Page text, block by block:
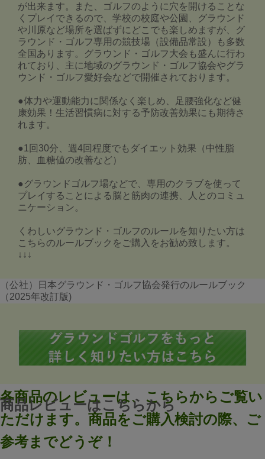
が出来ます。また、ゴルフのように穴を開けることな
くプレイできるので、学校の校庭や公園、グラウンド
や川原など場所を選ばずにどこでも楽しめますが、グ
ラウンド・ゴルフ専用の競技場（設備品常設）も多数
全国あります。グラウンド・ゴルフ大会も盛んに行わ
れており、主に地域のグラウンド・ゴルフ協会やグラ
ウンド・ゴルフ愛好会などで開催されております。
●体力や運動能力に関係なく楽しめ、足腰強化など健
康効果！生活習慣病に対する予防改善効果にも期待さ
れます。
●1回30分、週4回程度でもダイエット効果（中性脂
肪、血糖値の改善など）
●グラウンドゴルフ場などで、専用のクラブを使って
プレイすることによる脳と筋肉の連携、人とのコミュ
ニケーション。
くわしいグラウンド・ゴルフのルールを知りたい方は
こちらのルールブックをご購入をお勧め致します。
↓↓↓
（公社）日本グラウンド・ゴルフ協会発行のルールブック
（2025年改訂版)
各商品のレビューは、こちらからご覧い
ただけます。商品をご購入検討の際、ご
参考までどうぞ！
商品レビューはこちらから